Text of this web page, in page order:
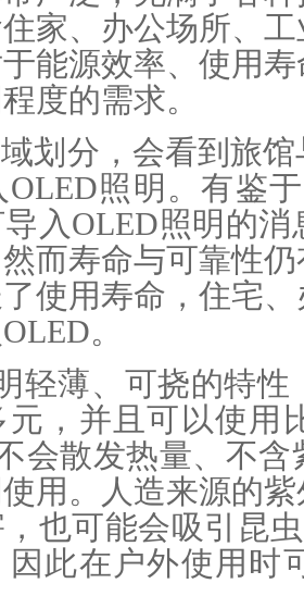
家、办公场所、
能源效率、使用
度的需求。
划分，会看到旅
照明。有鉴
入OLED照明的
而寿命与可靠性
使用寿命，住宅
。
轻薄、可挠的特
元，并且可以使用
会散发热量、不
用。人造来源的
也可能会吸引昆
此在户外使用时